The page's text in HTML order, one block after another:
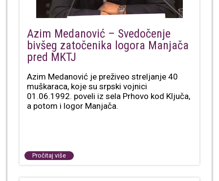
Azim Medanović – Svedočenje
bivšeg zatočenika logora Manjača
pred MKTJ
Azim Medanović je preživeo streljanje 40
muškaraca, koje su srpski vojnici
01.06.1992. poveli iz sela Prhovo kod Ključa,
a potom i logor Manjača.
Pročitaj više